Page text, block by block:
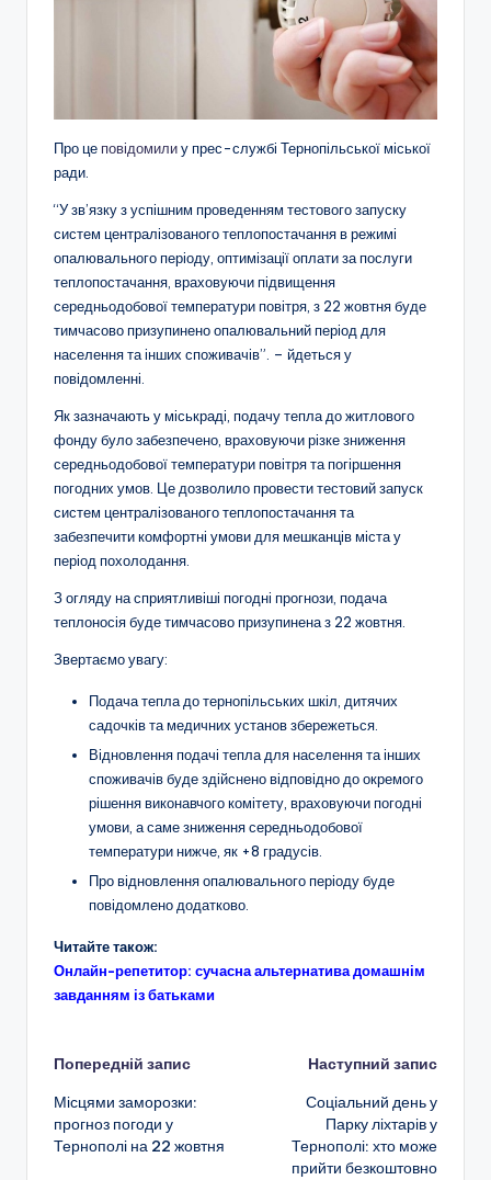
Про це повідомилиу прес-службі Тернопільської міської
ради.
“У зв’язку з успішним проведенням тестового запуску
систем централізованого теплопостачання в режимі
опалювального періоду, оптимізації оплати за послуги
теплопостачання, враховуючи підвищення
середньодобової температури повітря, з 22 жовтня буде
тимчасово призупинено опалювальний період для
населення та інших споживачів”. – йдеться у
повідомленні.
Як зазначають у міськраді, подачу тепла до житлового
фонду було забезпечено, враховуючи різке зниження
середньодобової температури повітря та погіршення
погодних умов. Це дозволило провести тестовий запуск
систем централізованого теплопостачання та
забезпечити комфортні умови для мешканців міста у
період похолодання.
З огляду на сприятливіші погодні прогнози, подача
теплоносія буде тимчасово призупинена з 22 жовтня.
Звертаємо увагу:
Подача тепла до тернопільських шкіл, дитячих
садочків та медичних установ збережеться.
Відновлення подачі тепла для населення та інших
споживачів буде здійснено відповідно до окремого
рішення виконавчого комітету, враховуючи погодні
умови, а саме зниження середньодобової
температури нижче, як +8 градусів.
Про відновлення опалювального періоду буде
повідомлено додатково.
Читайте також:
Онлайн-репетитор: сучасна альтернатива домашнім
завданням із батьками
Навігація
по
запису
Попередній запис
Місцями заморозки:
прогноз погоди у
Тернополі на 22 жовтня
Наступний запис
Соціальний день у
Парку ліхтарів у
Тернополі: хто може
прийти безкоштовно